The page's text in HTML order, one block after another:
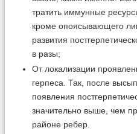
тратить иммунные
кроме опоясывающего
развития
в разы;
От локализации
герпеса. Так, после
появления
значительно выше, чем
районе ребер.